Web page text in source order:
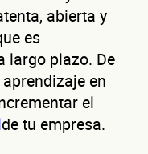
abierta y
es
largo plazo. De
en
el
de tu empresa.